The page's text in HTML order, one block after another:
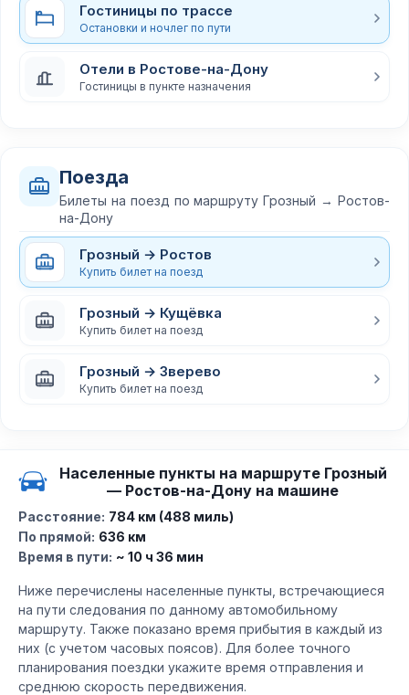
Гостиницы по трассе
Остановки и ночлег по пути
Отели в Ростове-на-Дону
Гостиницы в пункте назначения
Поезда
Билеты на поезд по маршруту Грозный → Ростов-
на-Дону
Грозный → Ростов
Купить билет на поезд
Грозный → Кущёвка
Купить билет на поезд
Грозный → Зверево
Купить билет на поезд
Населенные пункты на маршруте Грозный
— Ростов-на-Дону на машине
Расстояние: 784 км (488 миль)
По прямой: 636 км
Время в пути: ~ 10 ч 36 мин
Ниже перечислены населенные пункты, встречающиеся
на пути следования по данному автомобильному
маршруту. Также показано время прибытия в каждый из
них (с учетом часовых поясов). Для более точного
планирования поездки укажите время отправления и
среднюю скорость передвижения.